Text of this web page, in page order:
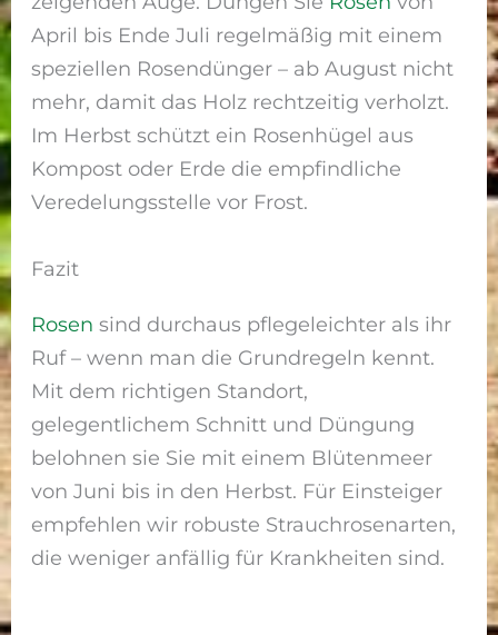
April bis Ende Juli regelmäßig mit einem
speziellen Rosendünger – ab August nicht
mehr, damit das Holz rechtzeitig verholzt.
Im Herbst schützt ein Rosenhügel aus
Kompost oder Erde die empfindliche
Veredelungsstelle vor Frost.
Fazit
Rosen sind durchaus pflegeleichter als ihr
Ruf – wenn man die Grundregeln kennt.
Mit dem richtigen Standort,
gelegentlichem Schnitt und Düngung
belohnen sie Sie mit einem Blütenmeer
von Juni bis in den Herbst. Für Einsteiger
empfehlen wir robuste Strauchrosenarten,
die weniger anfällig für Krankheiten sind.